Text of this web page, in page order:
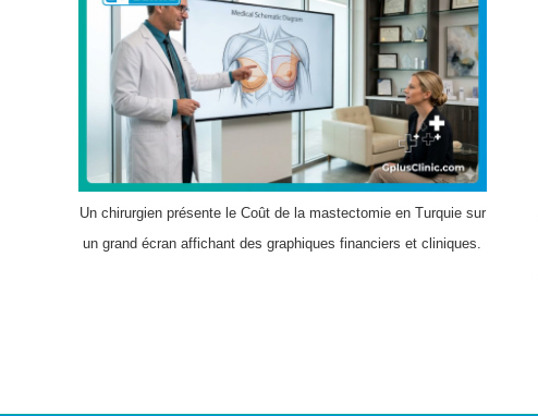
Un chirurgien présente le Coût de la mastectomie en Turquie sur
un grand écran affichant des graphiques financiers et cliniques.